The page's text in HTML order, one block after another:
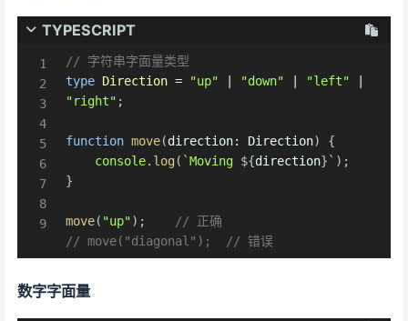
TYPESCRIPT
// 字符串字面量类型
type Direction = "up" "down" "left"
"right" ;
function move(direction: Direction)
{
console. log ( `Moving ${direction} ` ) ;
}
move( "up") ;
// 正确
// move("diagonal");  // 错误
数字字面量